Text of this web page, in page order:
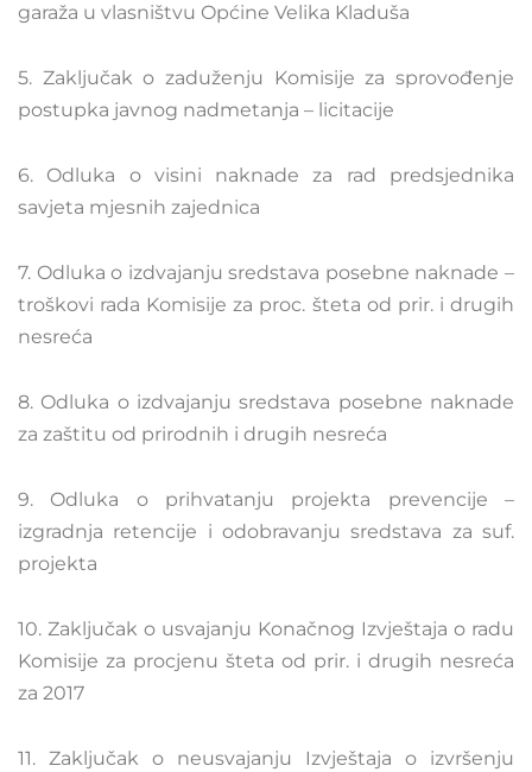
garaža u vlasništvu Općine Velika Kladuša
5. Zaključak o zaduženju Komisije za sprovođenje
postupka javnog nadmetanja – licitacije
6. Odluka o visini naknade za rad predsjednika
savjeta mjesnih zajednica
7. Odluka o izdvajanju sredstava posebne naknade –
troškovi rada Komisije za proc. šteta od prir. i drugih
nesreća
8. Odluka o izdvajanju sredstava posebne naknade
za zaštitu od prirodnih i drugih nesreća
9. Odluka o prihvatanju projekta prevencije –
izgradnja retencije i odobravanju sredstava za suf.
projekta
10. Zaključak o usvajanju Konačnog Izvještaja o radu
Komisije za procjenu šteta od prir. i drugih nesreća
za 2017
11. Zaključak o neusvajanju Izvještaja o izvršenju